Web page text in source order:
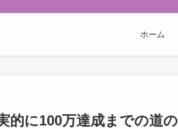
ホーム
的に100万達成までの道の